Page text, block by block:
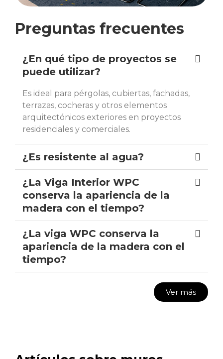
Preguntas frecuentes
¿En qué tipo de proyectos se
puede utilizar?
Es ideal para pérgolas, cubiertas, fachadas,
terrazas, cocheras y otros elementos
arquitectónicos exteriores en proyectos
residenciales y comerciales.
¿Es resistente al agua?
¿La Viga Interior WPC
conserva la apariencia de la
madera con el tiempo?
¿La viga WPC conserva la
apariencia de la madera con el
tiempo?
Ver más